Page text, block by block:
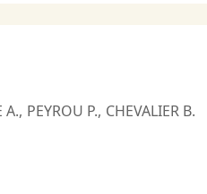
PEYROU P., CHEVALIER B.